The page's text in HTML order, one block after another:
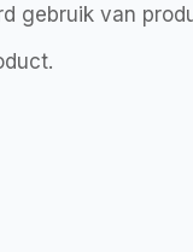
gebruik van